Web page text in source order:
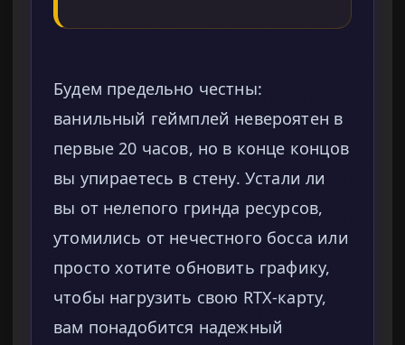
Будем предельно честны:
ванильный геймплей невероятен в
первые 20 часов, но в конце концов
вы упираетесь в стену. Устали ли
вы от нелепого гринда ресурсов,
утомились от нечестного босса или
просто хотите обновить графику,
чтобы нагрузить свою RTX-карту,
вам понадобится надежный